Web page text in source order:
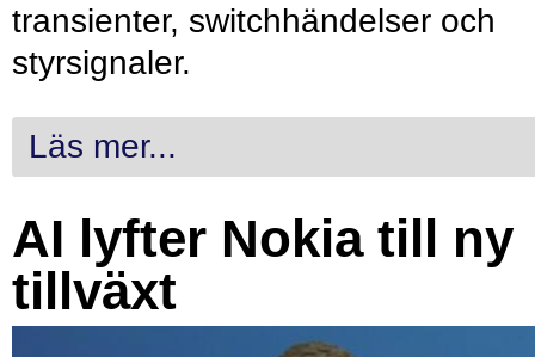
transienter, switchhändelser och
styrsignaler.
Läs mer...
AI lyfter Nokia till ny
tillväxt